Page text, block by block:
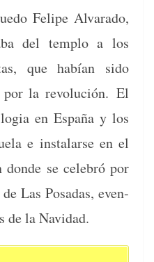
Felipe Alvara­do,
del tem­p­lo a los
que habían sido
la rev­olu­ción. El
en España y los
e insta­larse en el
donde se cele­bró por
Las Posadas, even­
de la Navidad.